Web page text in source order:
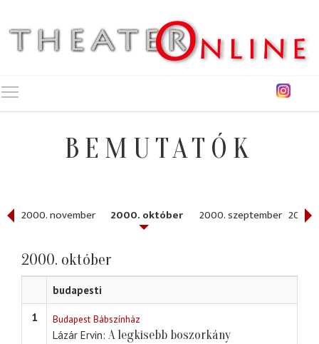
BEMUTATÓK
2000. november 2000. október 2000. szeptember 2000.
2000. október
budapesti
1
Budapest Bábszínház
Lázár Ervin A legkisebb boszorkány